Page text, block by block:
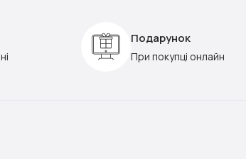
Подарунок
При покупці онлайн